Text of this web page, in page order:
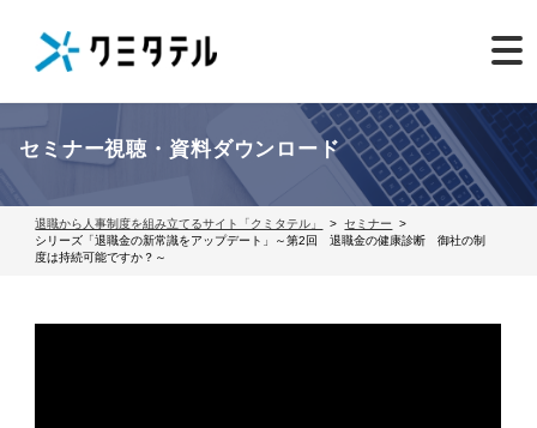
セミナー視聴・資料ダウンロード
退職から人事制度を組み立てるサイト「クミタテル」
セミナー
シリーズ「退職金の新常識をアップデート」～第2回 退職金の健康診断 御社の制
度は持続可能ですか？～